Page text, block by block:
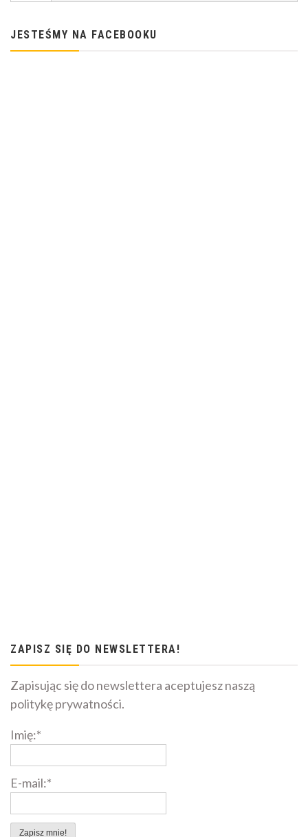
JESTEŚMY NA FACEBOOKU
ZAPISZ SIĘ DO NEWSLETTERA!
Zapisując się do newslettera aceptujesz naszą
politykę prywatności.
Imię:*
E-mail:*